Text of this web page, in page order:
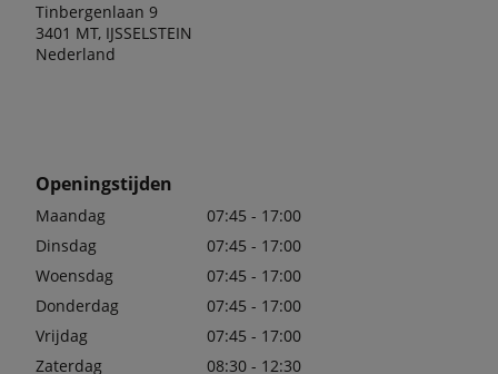
Tinbergenlaan 9
3401 MT, IJSSELSTEIN
Nederland
Openingstijden
Maandag
07:45 - 17:00
Dinsdag
07:45 - 17:00
Woensdag
07:45 - 17:00
Donderdag
07:45 - 17:00
Vrijdag
07:45 - 17:00
Zaterdag
08:30 - 12:30